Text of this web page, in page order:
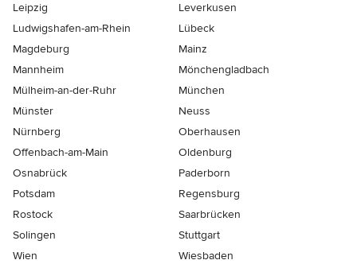
Leipzig
Leverkusen
Ludwigshafen-am-Rhein
Lübeck
Magdeburg
Mainz
Mannheim
Mönchen­gladbach
Mülheim-an-der-Ruhr
München
Münster
Neuss
Nürnberg
Oberhausen
Offenbach-am-Main
Oldenburg
Osnabrück
Paderborn
Potsdam
Regensburg
Rostock
Saarbrücken
Solingen
Stuttgart
Wien
Wiesbaden